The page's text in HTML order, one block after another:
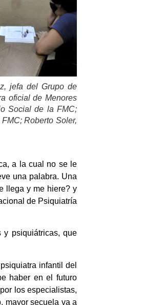
jefa del Grupo de
oficial de Menores
Social de la FMC;
Roberto Soler,
a la cual no se le
una palabra. Una
llega y me hiere? y
de Psiquiatría
y psiquiátricas, que
infantil del
haber en el futuro
los especialistas,
mayor secuela va a